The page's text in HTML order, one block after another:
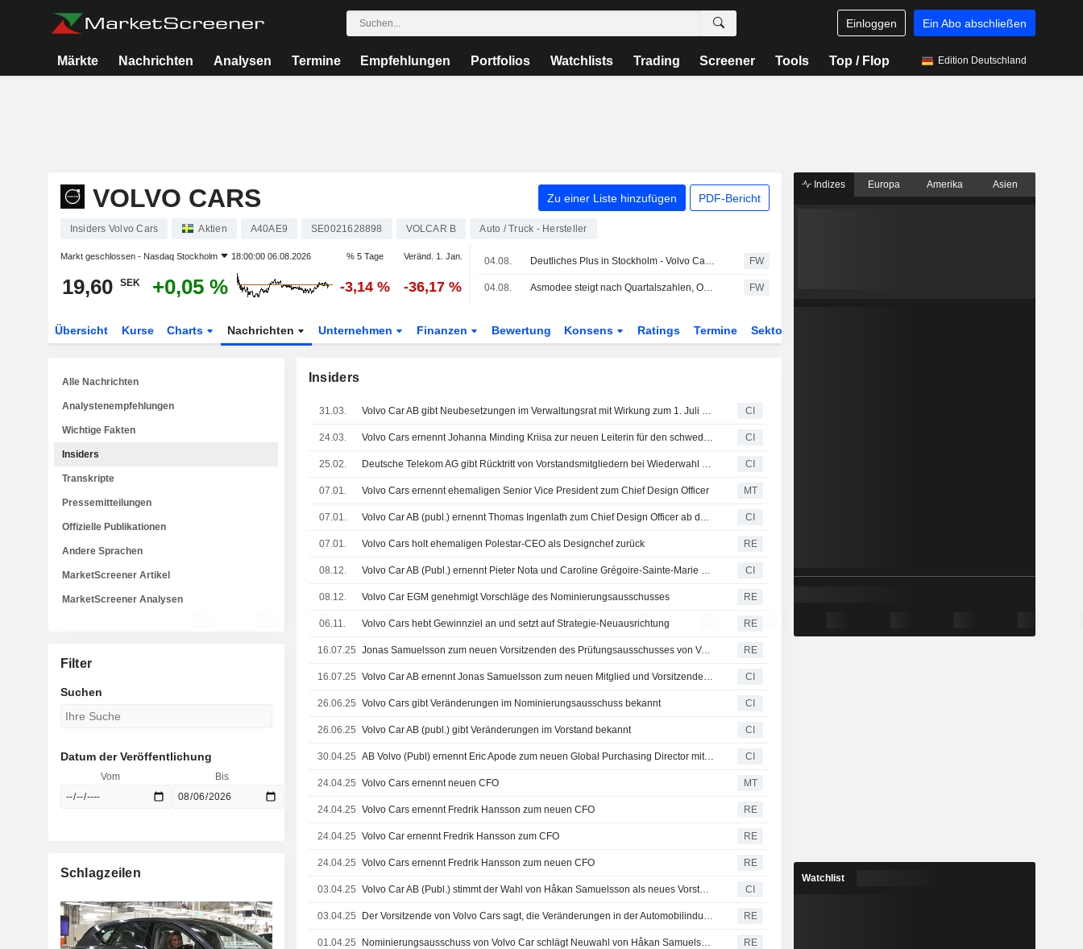
Einloggen Ein Abo abschließen
Märkte Nachrichten Analysen Termine Empfehlungen Portfolios Watchlists Trading Screener Tools Top / Flop Edition Deutschland
VOLVO CARS Zu einer Liste hinzufügen PDF-Bericht
Insiders Volvo Cars Aktien A40AE9 SE0021628898 VOLCAR B Auto / Truck - Hersteller
Markt geschlossen - Nasdaq Stockholm 18:00:00 06.08.2026 % 5 Tage Veränd. 1. Jan.
19,60 SEK +0,05 % -3,14 % -36,17 %
04.08. Deutliches Plus in Stockholm - Volvo Cars fiel nach Absatzzahlen FW
04.08. Asmodee steigt nach Quartalszahlen, OMXS30-Index 1,1 % im Plus FW
Übersicht Kurse Charts Nachrichten Unternehmen Finanzen Bewertung Konsens Ratings Termine Sektor
Insiders
31.03. Volvo Car AB gibt Neubesetzungen im Verwaltungsrat mit Wirkung zum 1. Juli 2026 bekannt CI
24.03. Volvo Cars ernennt Johanna Minding Kriisa zur neuen Leiterin für den schwedischen Markt CI
25.02. Deutsche Telekom AG gibt Rücktritt von Vorstandsmitgliedern bei Wiederwahl bekannt CI
07.01. Volvo Cars ernennt ehemaligen Senior Vice President zum Chief Design Officer MT
07.01. Volvo Car AB (publ.) ernennt Thomas Ingenlath zum Chief Design Officer ab dem 1. Februar 2026 CI
07.01. Volvo Cars holt ehemaligen Polestar-CEO als Designchef zurück RE
08.12. Volvo Car AB (Publ.) ernennt Pieter Nota und Caroline Grégoire-Sainte-Marie zu neuen Vorstandsmitgliedern CI
08.12. Volvo Car EGM genehmigt Vorschläge des Nominierungsausschusses RE
06.11. Volvo Cars hebt Gewinnziel an und setzt auf Strategie-Neuausrichtung RE
16.07.25 Jonas Samuelsson zum neuen Vorsitzenden des Prüfungsausschusses von Volvo Cars ernannt RE
16.07.25 Volvo Car AB ernennt Jonas Samuelsson zum neuen Mitglied und Vorsitzenden des Prüfungsausschusses CI
26.06.25 Volvo Cars gibt Veränderungen im Nominierungsausschuss bekannt CI
26.06.25 Volvo Car AB (publ.) gibt Veränderungen im Vorstand bekannt CI
30.04.25 AB Volvo (Publ) ernennt Eric Apode zum neuen Global Purchasing Director mit Wirkung zum 5. Mai 2025 CI
24.04.25 Volvo Cars ernennt neuen CFO MT
24.04.25 Volvo Cars ernennt Fredrik Hansson zum neuen CFO RE
24.04.25 Volvo Car ernennt Fredrik Hansson zum CFO RE
24.04.25 Volvo Cars ernennt Fredrik Hansson zum neuen CFO RE
03.04.25 Volvo Car AB (Publ.) stimmt der Wahl von Håkan Samuelsson als neues Vorstandsmitglied zu CI
03.04.25 Der Vorsitzende von Volvo Cars sagt, die Veränderungen in der Automobilindustrie seien besorgniserregend RE
01.04.25 Nominierungsausschuss von Volvo Car schlägt Neuwahl von Håkan Samuelsson vor RE
Alle Nachrichten
Analystenempfehlungen
Wichtige Fakten
Insiders
Transkripte
Pressemitteilungen
Offizielle Publikationen
Andere Sprachen
MarketScreener Artikel
MarketScreener Analysen
Filter
Suchen
Datum der Veröffentlichung
Vom Bis
Schlagzeilen
Indizes Europa Amerika Asien
Watchlist